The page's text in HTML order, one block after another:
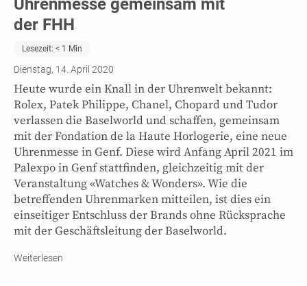
Uhrenmesse gemeinsam mit
der FHH
Lesezeit: < 1 Min
Dienstag, 14. April 2020
Heute wurde ein Knall in der Uhrenwelt bekannt:
Rolex, Patek Philippe, Chanel, Chopard und Tudor
verlassen die Baselworld und schaffen, gemeinsam
mit der Fondation de la Haute Horlogerie, eine neue
Uhrenmesse in Genf. Diese wird Anfang April 2021 im
Palexpo in Genf stattfinden, gleichzeitig mit der
Veranstaltung «Watches & Wonders». Wie die
betreffenden Uhrenmarken mitteilen, ist dies ein
einseitiger Entschluss der Brands ohne Rücksprache
mit der Geschäftsleitung der Baselworld.
Weiterlesen